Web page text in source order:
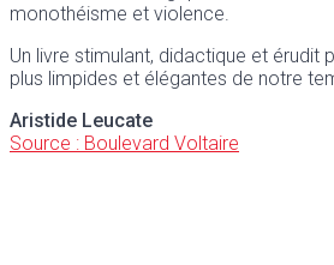
monothéisme et violence.
Un livre stimulant, didactique et érudit
plus limpides et élégantes de notre
Aristide Leucate
Source : Boulevard Voltaire